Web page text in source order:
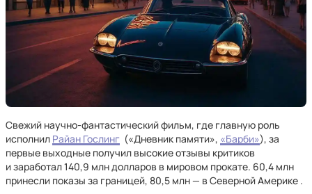
Свежий научно-фантастический фильм, где главную роль
исполнил Райан Гослинг («Дневник памяти», «Барби»), за
первые выходные получил высокие отзывы критиков
и заработал 140,9 млн долларов в мировом прокате. 60,4 млн
принесли показы за границей, 80,5 млн — в Северной Америке .